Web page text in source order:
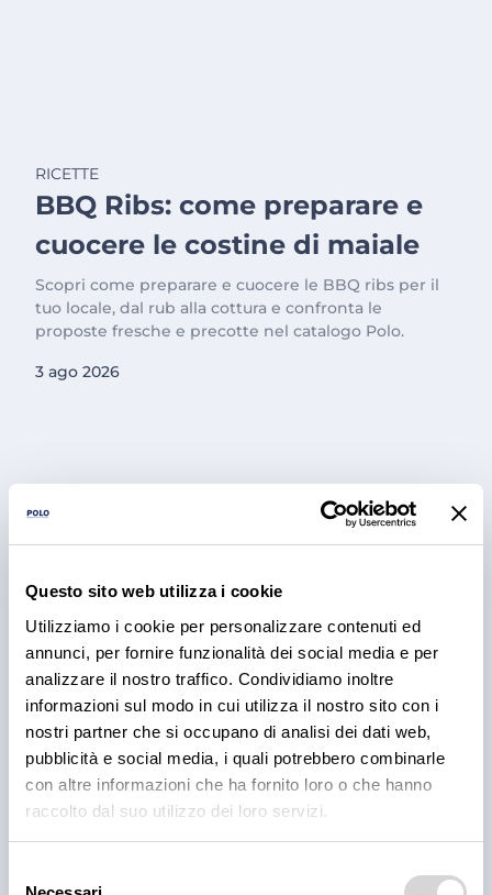
Questo sito web utilizza i cookie
Utilizziamo i cookie per personalizzare contenuti ed
annunci, per fornire funzionalità dei social media e per
analizzare il nostro traffico. Condividiamo inoltre
informazioni sul modo in cui utilizza il nostro sito con i
nostri partner che si occupano di analisi dei dati web,
pubblicità e social media, i quali potrebbero combinarle
con altre informazioni che ha fornito loro o che hanno
raccolto dal suo utilizzo dei loro servizi.
RICETTE
BBQ Ribs: come preparare e
cuocere le costine di maiale
Scopri come preparare e cuocere le BBQ ribs per il
tuo locale, dal rub alla cottura e confronta le
proposte fresche e precotte nel catalogo Polo.
3 ago 2026
PRODOTTI
Cantina Valle Isarco:
responsabilità e amore per il
territorio
Cantina Valle Isarco è sinonimo di eccellenza: i vini